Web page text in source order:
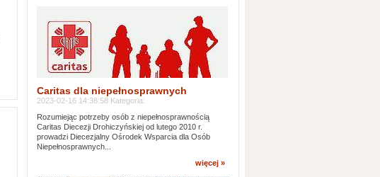
Caritas dla niepełnosprawnych
2023-02-16 14:38:58 Kategoria:
Rozumiejąc potrzeby osób z niepełnosprawnością
Caritas Diecezji Drohiczyńskiej od lutego 2010 r.
prowadzi Diecezjalny Ośrodek Wsparcia dla Osób
Niepełnosprawnych...
więcej »